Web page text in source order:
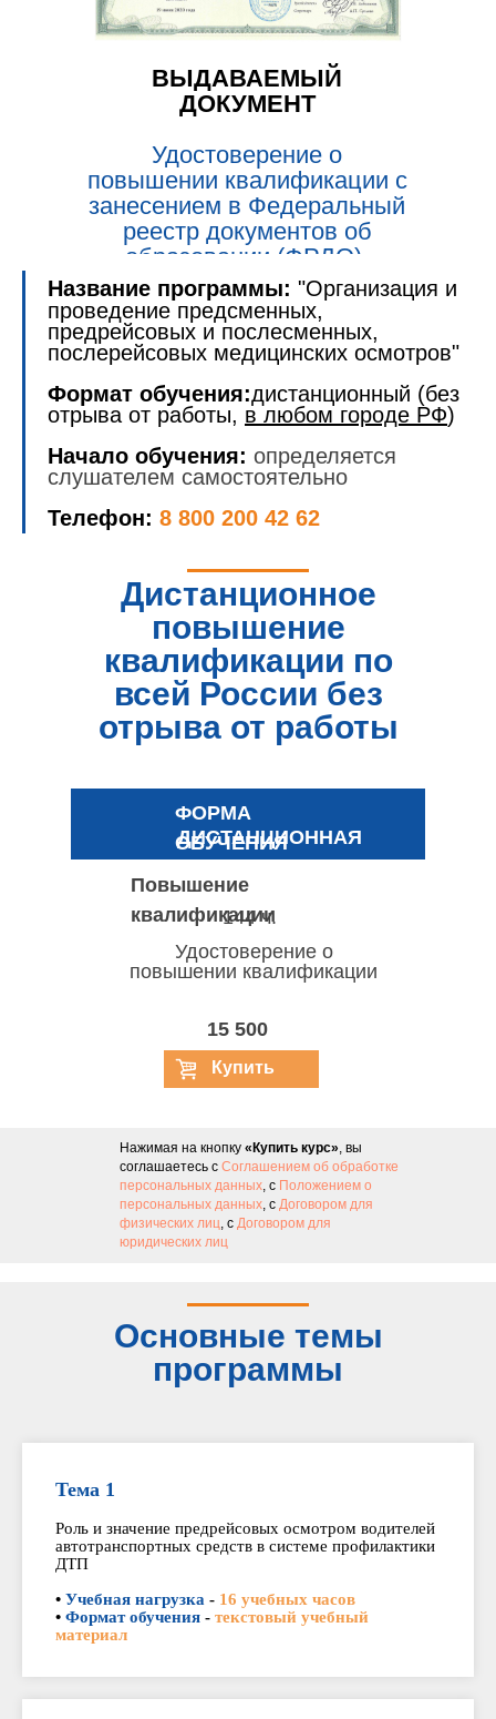
ВЫДАВАЕМЫЙ
ДОКУМЕНТ
Удостоверение о
повышении квалификации с
занесением в Федеральный
реестр документов об
образовании (ФРДО).
Название программы: "Организация и
проведение предсменных,
предрейсовых и послесменных,
послерейсовых медицинских осмотров"
Формат обучения:дистанционный (без
отрыва от работы, в любом городе РФ)
Начало обучения: определяется
слушателем самостоятельно
Телефон: 8 800 200 42 62
Дистанционное
повышение
квалификации по
всей России без
отрыва от работы
ФОРМА
ОБУЧЕНИЯ
ДИСТАНЦИОННАЯ
Повышение
квалификации
Удостоверение о
повышении квалификации
144 ч.
15 500
руб.
Купить
курс
Нажимая на кнопку «Купить курс», вы
соглашаетесь с Соглашением об обработке
персональных данных, с Положением о
персональных данных, с Договором для
физических лиц, с Договором для
юридических лиц
Основные темы
программы
Тема 1
Роль и значение предрейсовых осмотром водителей
автотранспортных средств в системе профилактики
ДТП
• Учебная нагрузка - 16 учебных часов
• Формат обучения - текстовый учебный
материал